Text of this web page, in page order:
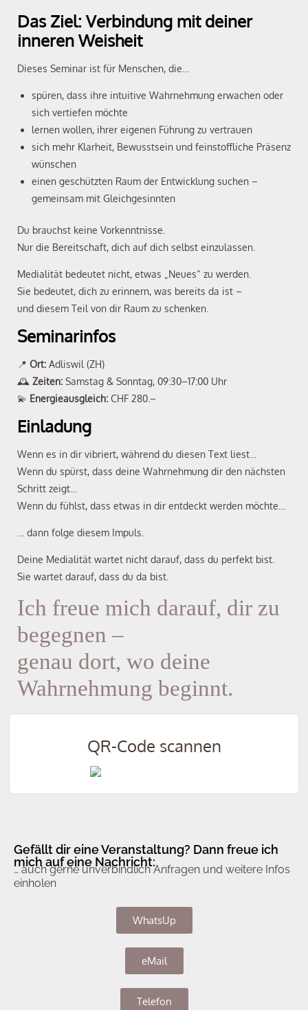
Das Ziel: Verbindung mit deiner
inneren Weisheit
Dieses Seminar ist für Menschen, die…
spüren, dass ihre intuitive Wahrnehmung erwachen oder
sich vertiefen möchte
lernen wollen, ihrer eigenen Führung zu vertrauen
sich mehr Klarheit, Bewusstsein und feinstoffliche Präsenz
wünschen
einen geschützten Raum der Entwicklung suchen –
gemeinsam mit Gleichgesinnten
Du brauchst keine Vorkenntnisse.
Nur die Bereitschaft, dich auf dich selbst einzulassen.
Medialität bedeutet nicht, etwas „Neues“ zu werden.
Sie bedeutet, dich zu erinnern, was bereits da ist –
und diesem Teil von dir Raum zu schenken.
Seminarinfos
📍 Ort: Adliswil (ZH)
🕰 Zeiten: Samstag & Sonntag, 09:30–17:00 Uhr
💫 Energieausgleich: CHF 280.–
Einladung
Wenn es in dir vibriert, während du diesen Text liest…
Wenn du spürst, dass deine Wahrnehmung dir den nächsten
Schritt zeigt…
Wenn du fühlst, dass etwas in dir entdeckt werden möchte…
… dann folge diesem Impuls.
Deine Medialität wartet nicht darauf, dass du perfekt bist.
Sie wartet darauf, dass du da bist.
Ich freue mich darauf, dir zu
begegnen –
genau dort, wo deine
Wahrnehmung beginnt.
QR-Code scannen
Gefällt dir eine Veranstaltung? Dann freue ich
mich auf eine Nachricht:
… auch gerne unverbindlich Anfragen und weitere Infos
einholen
WhatsUp
eMail
Telefon